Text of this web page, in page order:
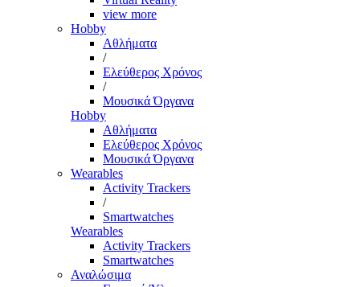
view more
Hobby
Αθλήματα
/
Ελεύθερος Χρόνος
/
Μουσικά Όργανα
Hobby
Αθλήματα
Ελεύθερος Χρόνος
Μουσικά Όργανα
Wearables
Activity Trackers
/
Smartwatches
Wearables
Activity Trackers
Smartwatches
Αναλώσιμα